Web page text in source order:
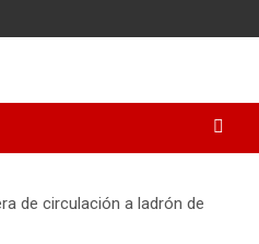
de circulación a ladrón de